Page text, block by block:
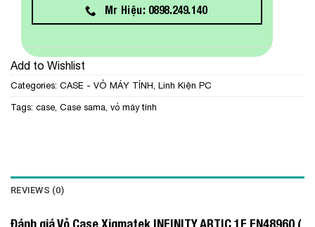
Mr Hiệu: 0898.249.140
Add to Wishlist
Categories: CASE - VỎ MÁY TÍNH Linh Kiện PC
Tags: case Case sama vỏ máy tính
REVIEWS (0)
Đánh giá Vỏ Case Xigmatek INFINITY ARTIC 1F EN48960 (